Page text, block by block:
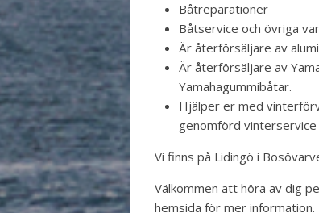
Båtreparationer
Båtservice och övriga
Är återförsäljare av
Är återförsäljare av
Yamahagummibåtar.
Hjälper er med
genomförd vinterservice
Vi finns på Lidingö i
Välkommen att höra av dig
hemsida för mer information.